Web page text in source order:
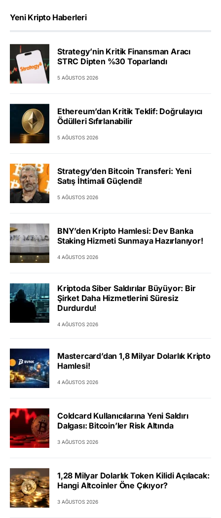
Yeni Kripto Haberleri
Strategy’nin Kritik Finansman Aracı
STRC Dipten %30 Toparlandı
5 AĞUSTOS 2026
Ethereum’dan Kritik Teklif: Doğrulayıcı
Ödülleri Sıfırlanabilir
5 AĞUSTOS 2026
Strategy’den Bitcoin Transferi: Yeni
Satış İhtimali Güçlendi!
5 AĞUSTOS 2026
BNY’den Kripto Hamlesi: Dev Banka
Staking Hizmeti Sunmaya Hazırlanıyor!
4 AĞUSTOS 2026
Kriptoda Siber Saldırılar Büyüyor: Bir
Şirket Daha Hizmetlerini Süresiz
Durdurdu!
4 AĞUSTOS 2026
Mastercard’dan 1,8 Milyar Dolarlık Kripto
Hamlesi!
4 AĞUSTOS 2026
Coldcard Kullanıcılarına Yeni Saldırı
Dalgası: Bitcoin’ler Risk Altında
3 AĞUSTOS 2026
1,28 Milyar Dolarlık Token Kilidi Açılacak:
Hangi Altcoinler Öne Çıkıyor?
3 AĞUSTOS 2026